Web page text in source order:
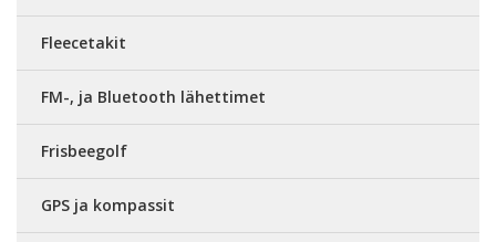
Fleecetakit
FM-, ja Bluetooth lähettimet
Frisbeegolf
GPS ja kompassit